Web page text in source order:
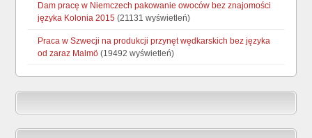
Dam pracę w Niemczech pakowanie owoców bez znajomości
języka Kolonia 2015 (21131 wyświetleń)
Praca w Szwecji na produkcji przynęt wędkarskich bez języka
od zaraz Malmö (19492 wyświetleń)